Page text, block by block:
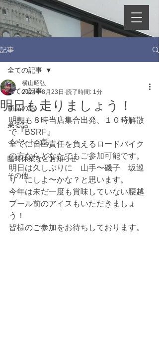
記事
全ての記事
商品の話
乗る話
イベントの話
臨時休業などお知らせ
その他
全ての記事
明日も走りましょう！
横山昭弘
2024年8月23日 読了時間: 1分
明朝も８時当店集合出発、１０時解散
で『BSRF』
全てに自己責任を負えるロードバイク
の方ならどなたでもご参加可能です。
明日は久しぶりに　山手〜磯子　坂巡
り　にしよ〜かな？と思います。
今年は未だ一度も賞味していない腰越
プール前のアイスもいただきましょ
う！
皆様のご参加をお待ちしております。